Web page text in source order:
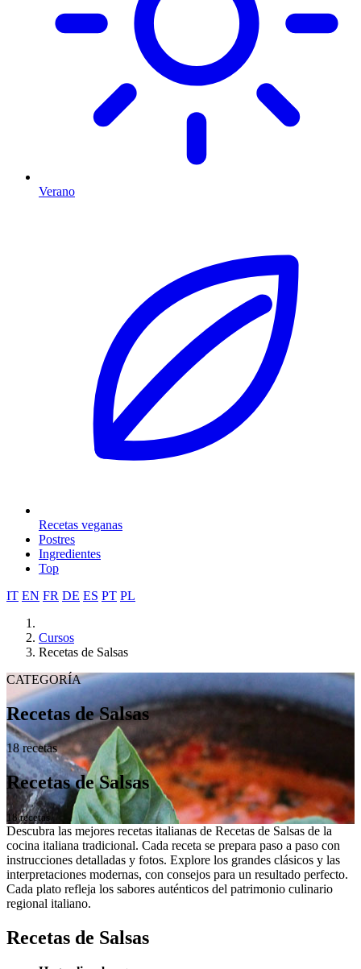
Verano
Recetas veganas
Postres
Ingredientes
Top
IT EN FR DE ES PT PL
Cursos
Recetas de Salsas
CATEGORÍA
Recetas de Salsas
18 recetas
Recetas de Salsas
18 recetas
Descubra las mejores recetas italianas de Recetas de Salsas de la
cocina italiana tradicional. Cada receta se prepara paso a paso con
instrucciones detalladas y fotos. Explore los grandes clásicos y las
interpretaciones modernas, con consejos para un resultado perfecto.
Cada plato refleja los sabores auténticos del patrimonio culinario
regional italiano.
Recetas de Salsas